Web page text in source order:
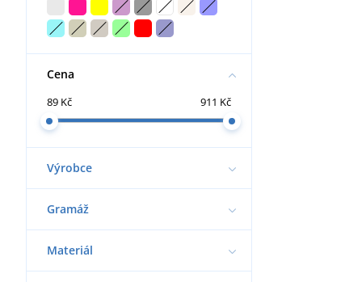
Cena
89 Kč 911 Kč
Výrobce
Gramáž
Materiál